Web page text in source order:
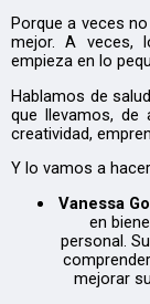
Porque a veces
mejor. A veces,
empieza en lo
Hablamos de
que llevamos, de
creatividad,
Y lo vamos a
Vanessa
en
personal.
mejorar